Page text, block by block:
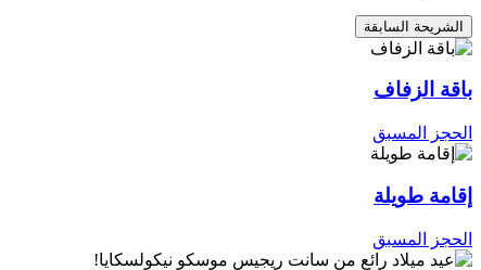
الشريحة السابقة
باقة الزفاف
الحجز المسبق
إقامة طويلة
الحجز المسبق